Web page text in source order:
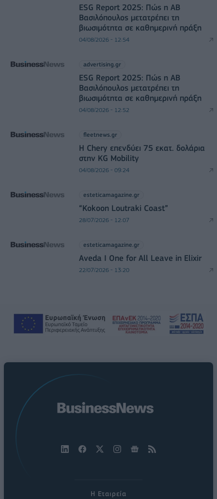
ESG Report 2025: Πώς η ΑΒ
Βασιλόπουλος μετατρέπει τη
βιωσιμότητα σε καθημερινή πράξη
04/08/2026 - 12:54
advertising.gr
ESG Report 2025: Πώς η ΑΒ
Βασιλόπουλος μετατρέπει τη
βιωσιμότητα σε καθημερινή πράξη
04/08/2026 - 12:52
fleetnews.gr
Η Chery επενδύει 75 εκατ. δολάρια
στην KG Mobility
04/08/2026 - 09:24
esteticamagazine.gr
“Kokoon Loutraki Coast”
28/07/2026 - 12:07
esteticamagazine.gr
Aveda I One for All Leave in Elixir
22/07/2026 - 13:20
Η Εταιρεία